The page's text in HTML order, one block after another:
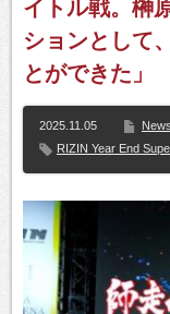
イトル戦。榊
ションとして
とができた」
2025.11.05 News
RIZIN Year End